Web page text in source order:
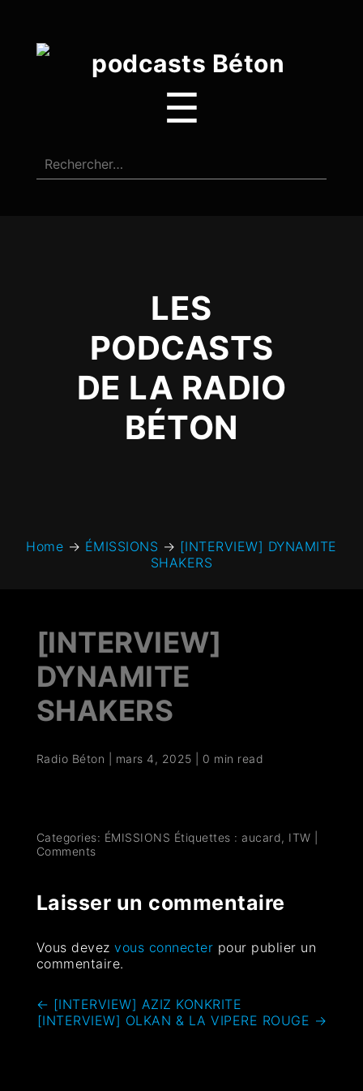
☰
LES
PODCASTS
DE LA RADIO
BÉTON
Home → ÉMISSIONS → [INTERVIEW] DYNAMITE
SHAKERS
[INTERVIEW]
DYNAMITE
SHAKERS
Radio Béton mars 4, 2025 0 min read
Categories: ÉMISSIONS Étiquettes : aucard, ITW
Comments
Laisser un commentaire
Vous devezvous connecter pour publier un
commentaire.
← [INTERVIEW] AZIZ KONKRITE
[INTERVIEW] OLKAN & LA VIPERE ROUGE →